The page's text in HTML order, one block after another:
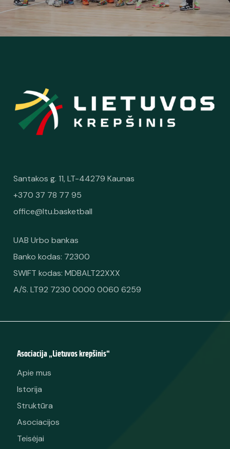
Santakos g. 11, LT-44279 Kaunas
+370 37 78 77 95
office@ltu.basketball
UAB Urbo bankas
Banko kodas: 72300
SWIFT kodas: MDBALT22XXX
A/S. LT92 7230 0000 0060 6259
Asociacija „Lietuvos krepšinis“
Apie mus
Istorija
Struktūra
Asociacijos
Teisėjai